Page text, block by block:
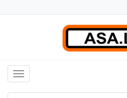
Toggle navigation